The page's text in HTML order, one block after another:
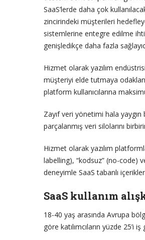
SaaS’lerde daha çok
zincirindeki müşterileri
sistemlerine entegre edilme
genişledikçe daha fazla
Hizmet olarak yazılım
müşteriyi elde tutmaya
platform kullanıcılarına
Zayıf veri yönetimi hala
parçalanmış veri silolarını
Hizmet olarak yazılım
labelling), “kodsuz” (no-code)
deneyimle SaaS tabanlı
SaaS kullanım
18-40 yaş arasında Avrupa
göre katılımcıların yüzde 25’i